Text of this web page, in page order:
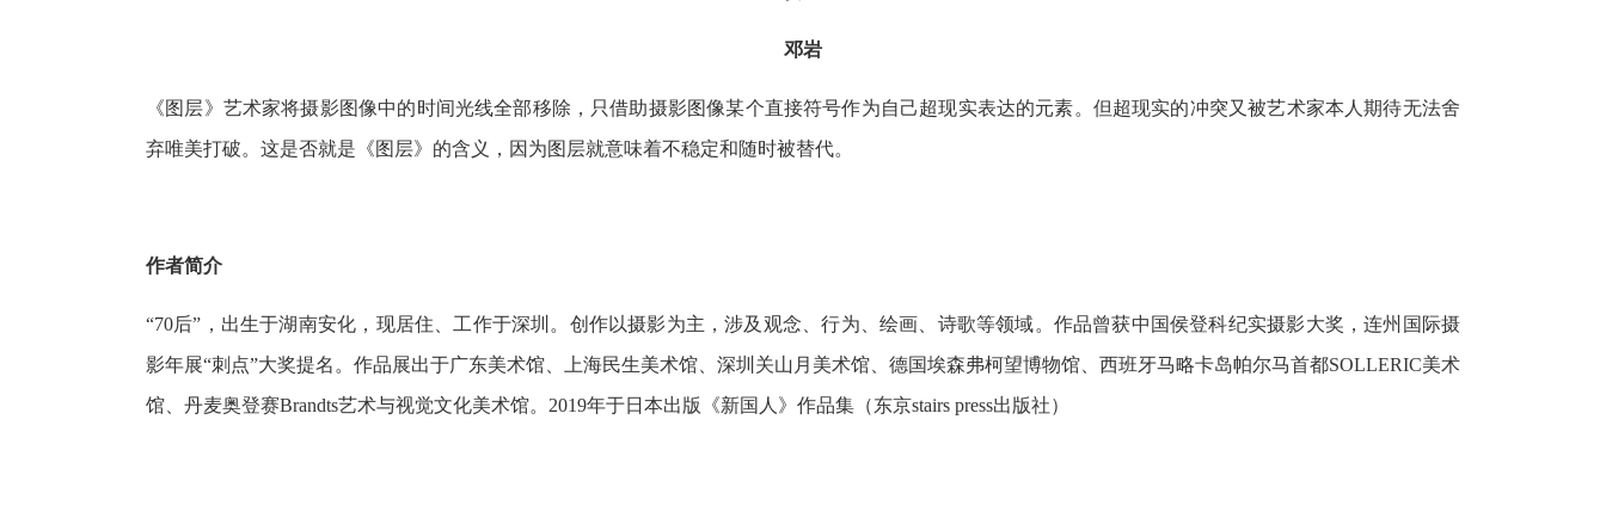
邓岩
《图层》艺术家将摄影图像中的时间光线全部移除，只借助摄影图像某个直接符号作为自己超现实表达的元素。但超现实的冲突又被艺术家本人期待无法舍
弃唯美打破。这是否就是《图层》的含义，因为图层就意味着不稳定和随时被替代。
作者简介
“70后”，出生于湖南安化，现居住、工作于深圳。创作以摄影为主，涉及观念、行为、绘画、诗歌等领域。作品曾获中国侯登科纪实摄影大奖，连州国际摄
影年展“刺点”大奖提名。作品展出于广东美术馆、上海民生美术馆、深圳关山月美术馆、德国埃森弗柯望博物馆、西班牙马略卡岛帕尔马首都SOLLERIC美术
馆、丹麦奥登赛Brandts艺术与视觉文化美术馆。2019年于日本出版《新国人》作品集（东京stairs press出版社）